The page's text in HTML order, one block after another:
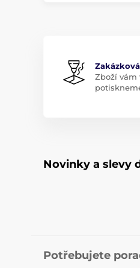
Zboží vám
Novinky a slevy
Potřebujete